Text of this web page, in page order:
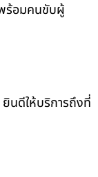
ร้อมคนขับผู้
ยินดีให้บริการถึงที่